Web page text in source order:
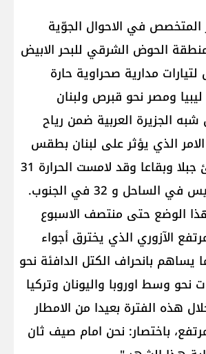
المتخصص في الاحوال الجوّية
الحوض الشرقي للبحر الابيض
مدارية صحراوية حارة
ومصر نحو قبرص ولبنان
الجزيرة العربية ضمن رياح
الذي يؤثر على لبنان بطقس
حار ساحلا ودافئ جبلا وبقاعا وقد لامست الحرارة 31
و 32 في الجنوب.
الوضع حتى منتصف الاسبوع
الآزوري الذي يخترق أجواء
يساهم بانحراف الكتل الدافئة نحو
نحو وسط اوروبا واليونان وتركيا
هذه الفترة بعيدا من الامطار
باختصار: نحن امام صيف ثان